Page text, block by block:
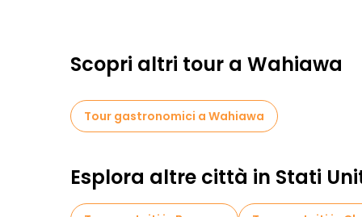
Scopri altri tour a Wahiawa
Tour gastronomici a Wahiawa
Esplora altre città in Stati